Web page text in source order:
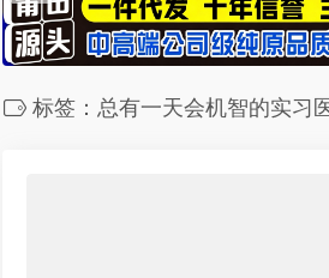
标签：总有一天会机智的实习